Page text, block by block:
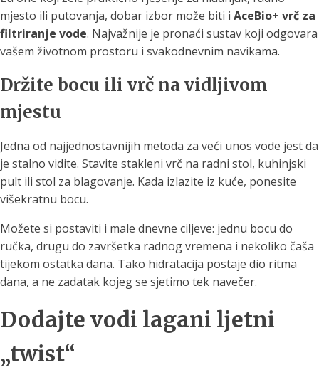
mjesto ili putovanja, dobar izbor može biti i AceBio+ vrč za
filtriranje vode. Najvažnije je pronaći sustav koji odgovara
vašem životnom prostoru i svakodnevnim navikama.
Držite bocu ili vrč na vidljivom
mjestu
Jedna od najjednostavnijih metoda za veći unos vode jest da
je stalno vidite. Stavite stakleni vrč na radni stol, kuhinjski
pult ili stol za blagovanje. Kada izlazite iz kuće, ponesite
višekratnu bocu.
Možete si postaviti i male dnevne ciljeve: jednu bocu do
ručka, drugu do završetka radnog vremena i nekoliko čaša
tijekom ostatka dana. Tako hidratacija postaje dio ritma
dana, a ne zadatak kojeg se sjetimo tek navečer.
Dodajte vodi lagani ljetni
„twist“